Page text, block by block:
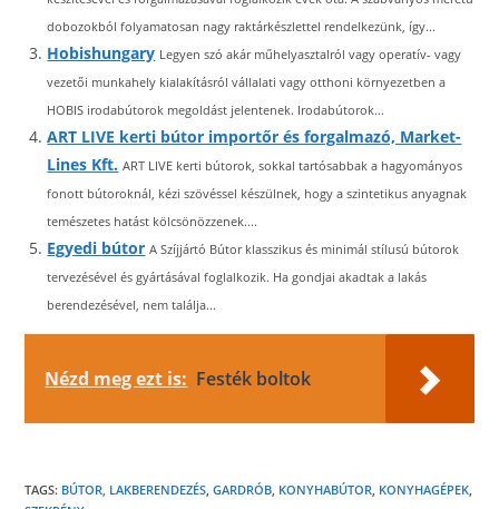
dobozokból folyamatosan nagy raktárkészlettel rendelkezünk, így...
Hobishungary Legyen szó akár műhelyasztalról vagy operatív- vagy
vezetői munkahely kialakításról vállalati vagy otthoni környezetben a
HOBIS irodabútorok megoldást jelentenek. Irodabútorok...
ART LIVE kerti bútor importőr és forgalmazó, Market-
Lines Kft. ART LIVE kerti bútorok, sokkal tartósabbak a hagyományos
fonott bútoroknál, kézi szövéssel készülnek, hogy a szintetikus anyagnak
temészetes hatást kölcsönözzenek....
Egyedi bútor A Szíjjártó Bútor klasszikus és minimál stílusú bútorok
tervezésével és gyártásával foglalkozik. Ha gondjai akadtak a lakás
berendezésével, nem találja...
Nézd meg ezt is: Festék boltok
TAGS: BÚTOR, LAKBERENDEZÉS, GARDRÓB, KONYHABÚTOR, KONYHAGÉPEK,